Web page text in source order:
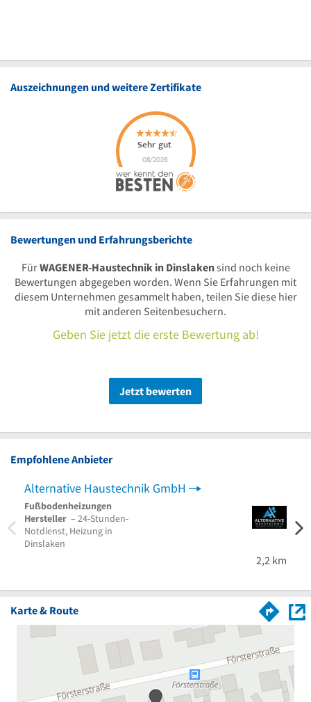
Auszeichnungen und weitere Zertifikate
Bewertungen und Erfahrungsberichte
FürWAGENER-Haustechnik in Dinslakensind noch keine
Bewertungen abgegeben worden. Wenn Sie Erfahrungen mit
diesem Unternehmen gesammelt haben, teilen Sie diese hier
mit anderen Seitenbesuchern.
Geben Sie jetzt die erste Bewertung ab!
Jetzt bewerten
Empfohlene Anbieter
Alternative Haustechnik GmbH
Fußbodenheizungen
Hersteller – 24-Stunden-
Notdienst, Heizung in
Dinslaken
2,2 km
Karte & Route